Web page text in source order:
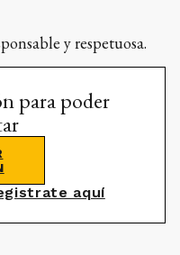
y respetuosa.
para poder
aquí